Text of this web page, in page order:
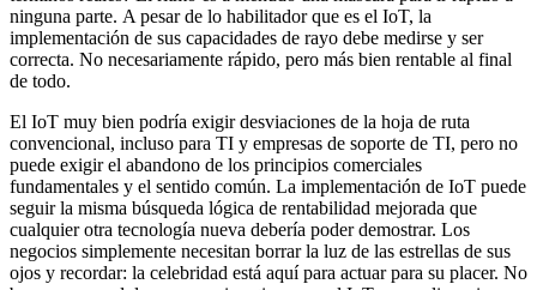
ninguna parte. A pesar de lo habilitador que es el IoT, la
implementación de sus capacidades de rayo debe medirse y ser
correcta. No necesariamente rápido, pero más bien rentable al final
de todo.
El IoT muy bien podría exigir desviaciones de la hoja de ruta
convencional, incluso para TI y empresas de soporte de TI, pero no
puede exigir el abandono de los principios comerciales
fundamentales y el sentido común. La implementación de IoT puede
seguir la misma búsqueda lógica de rentabilidad mejorada que
cualquier otra tecnología nueva debería poder demostrar. Los
negocios simplemente necesitan borrar la luz de las estrellas de sus
ojos y recordar: la celebridad está aquí para actuar para su placer. No